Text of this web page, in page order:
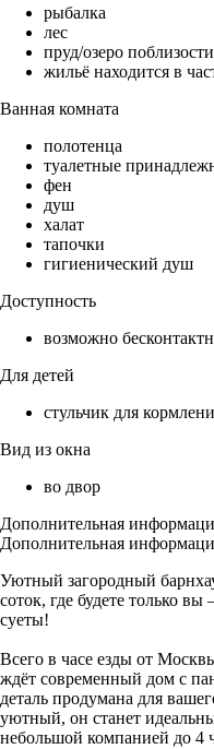
рыбалка
лес
пруд/озеро поблизости
жильё находится в
Ванная комната
полотенца
туалетные
фен
душ
халат
тапочки
гигиенический душ
Доступность
возможно
Для детей
стульчик для
Вид из окна
во двор
Дополнительная
Дополнительная
Уютный загородный
соток, где будете только
суеты!
Всего в часе езды от
ждёт современный дом с
деталь продумана для
уютный, он станет
небольшой компанией до 4